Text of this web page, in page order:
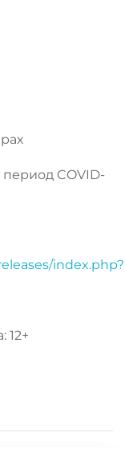
период COVID-
index.php?
12+